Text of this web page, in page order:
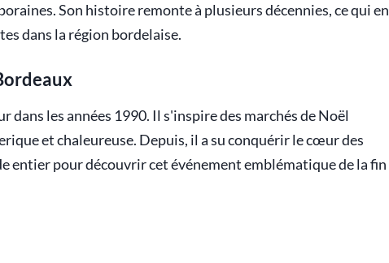
Son histoire remonte à plusieurs décennies, ce qui en
dans la région bordelaise.
dans les années 1990. Il s'inspire des marchés de Noël
et chaleureuse. Depuis, il a su conquérir le cœur des
entier pour découvrir cet événement emblématique de la fin